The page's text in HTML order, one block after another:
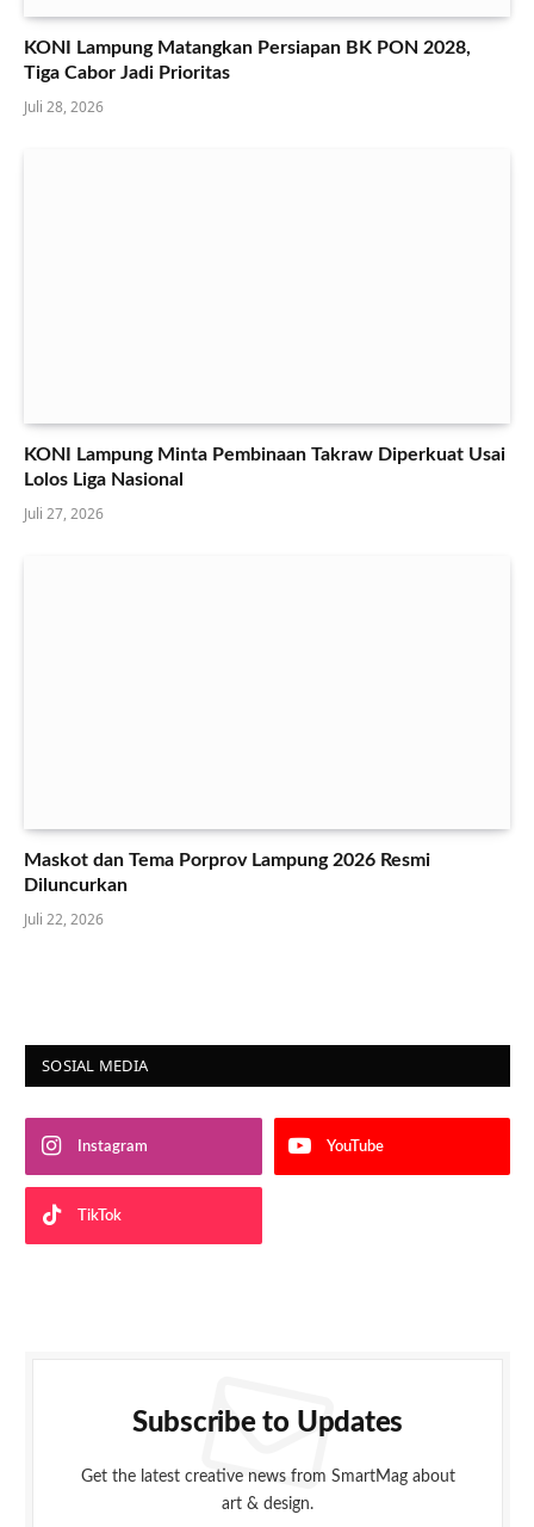
KONI Lampung Matangkan Persiapan BK PON 2028,
Tiga Cabor Jadi Prioritas
Juli 28, 2026
KONI Lampung Minta Pembinaan Takraw Diperkuat Usai
Lolos Liga Nasional
Juli 27, 2026
Maskot dan Tema Porprov Lampung 2026 Resmi
Diluncurkan
Juli 22, 2026
SOSIAL MEDIA
Instagram YouTube
TikTok
Subscribe to Updates
Get the latest creative news from SmartMag about
art & design.